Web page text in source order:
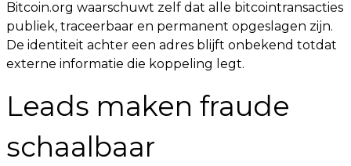
Bitcoin.org waarschuwt zelf dat alle bitcointransacties
publiek, traceerbaar en permanent opgeslagen zijn.
De identiteit achter een adres blijft onbekend totdat
externe informatie die koppeling legt.
Leads maken fraude
schaalbaar